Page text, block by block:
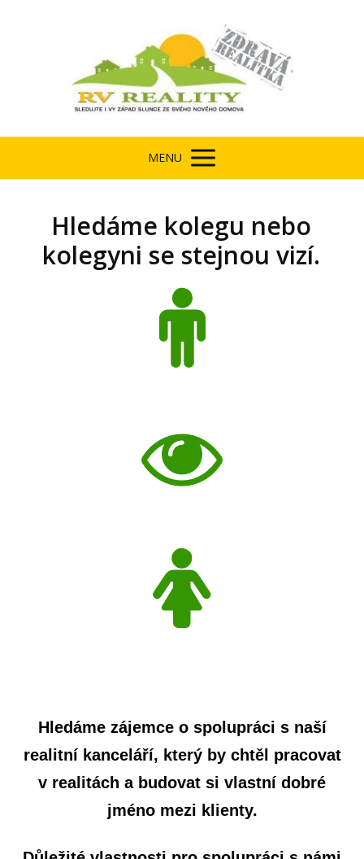
MENU
Hledáme kolegu nebo
kolegyni se stejnou vizí.
Hledáme zájemce o spolupráci s naší
realitní kanceláří, který by chtěl pracovat
v realitách a budovat si vlastní dobré
jméno mezi klienty.